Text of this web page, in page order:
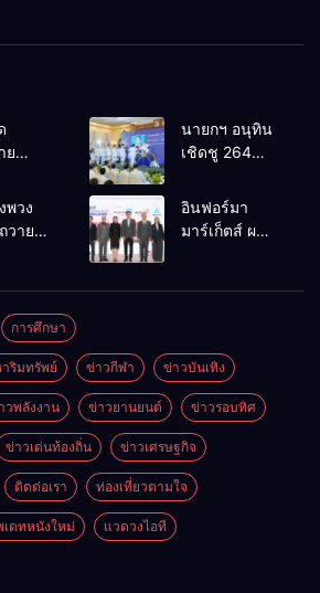
ย
ผ่าน
นายกฯ อนุทิน
เชิดชู 264
บ้านยอดเยี่ยม
มอบแหนบ
เกียรติยศแห่ง
พวง
วาย
และ
งขัน
วันรพี
อม
มพันธ์
ง
านใน
นการ
ม
อินฟอร์มา
มาร์เก็ตส์ ผนึก
Thailand
2026 เชื่อม 4
งานใหญ่
สร้างโอกาส
ธุรกิจครบ
วงจร ด้วยครับ
การศึกษา
ริมทรัพย์ ข่าวกีฬา ข่าวบันเทิง
วพลังงาน ข่าวยานยนต์ ข่าวรอบทิศ
ข่าวเด่นท้องถิ่น ข่าวเศรษฐกิจ
ติดต่อเรา ท่องเที่ยวตามใจ
เดทหนังใหม่ แวดวงไอที